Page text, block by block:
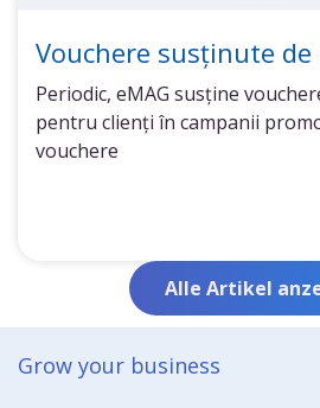
Vouchere susținute de
Periodic, eMAG susține
pentru clienți în campanii
vouchere
Alle Artikel
Grow your business​